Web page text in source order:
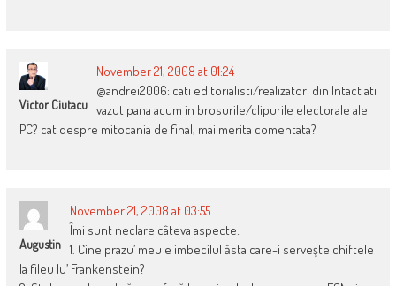
Victor Ciutacu
November 21, 2008 at 01:24
@andrei2006: cati editorialisti/realizatori din Intact ati
vazut pana acum in brosurile/clipurile electorale ale
PC? cat despre mitocania de final, mai merita comentata?
Augustin
November 21, 2008 at 03:55
Îmi sunt neclare câteva aspecte:
1. Cine prazu’ meu e imbecilul ăsta care-i serveşte chiftele
la fileu lu’ Frankenstein?